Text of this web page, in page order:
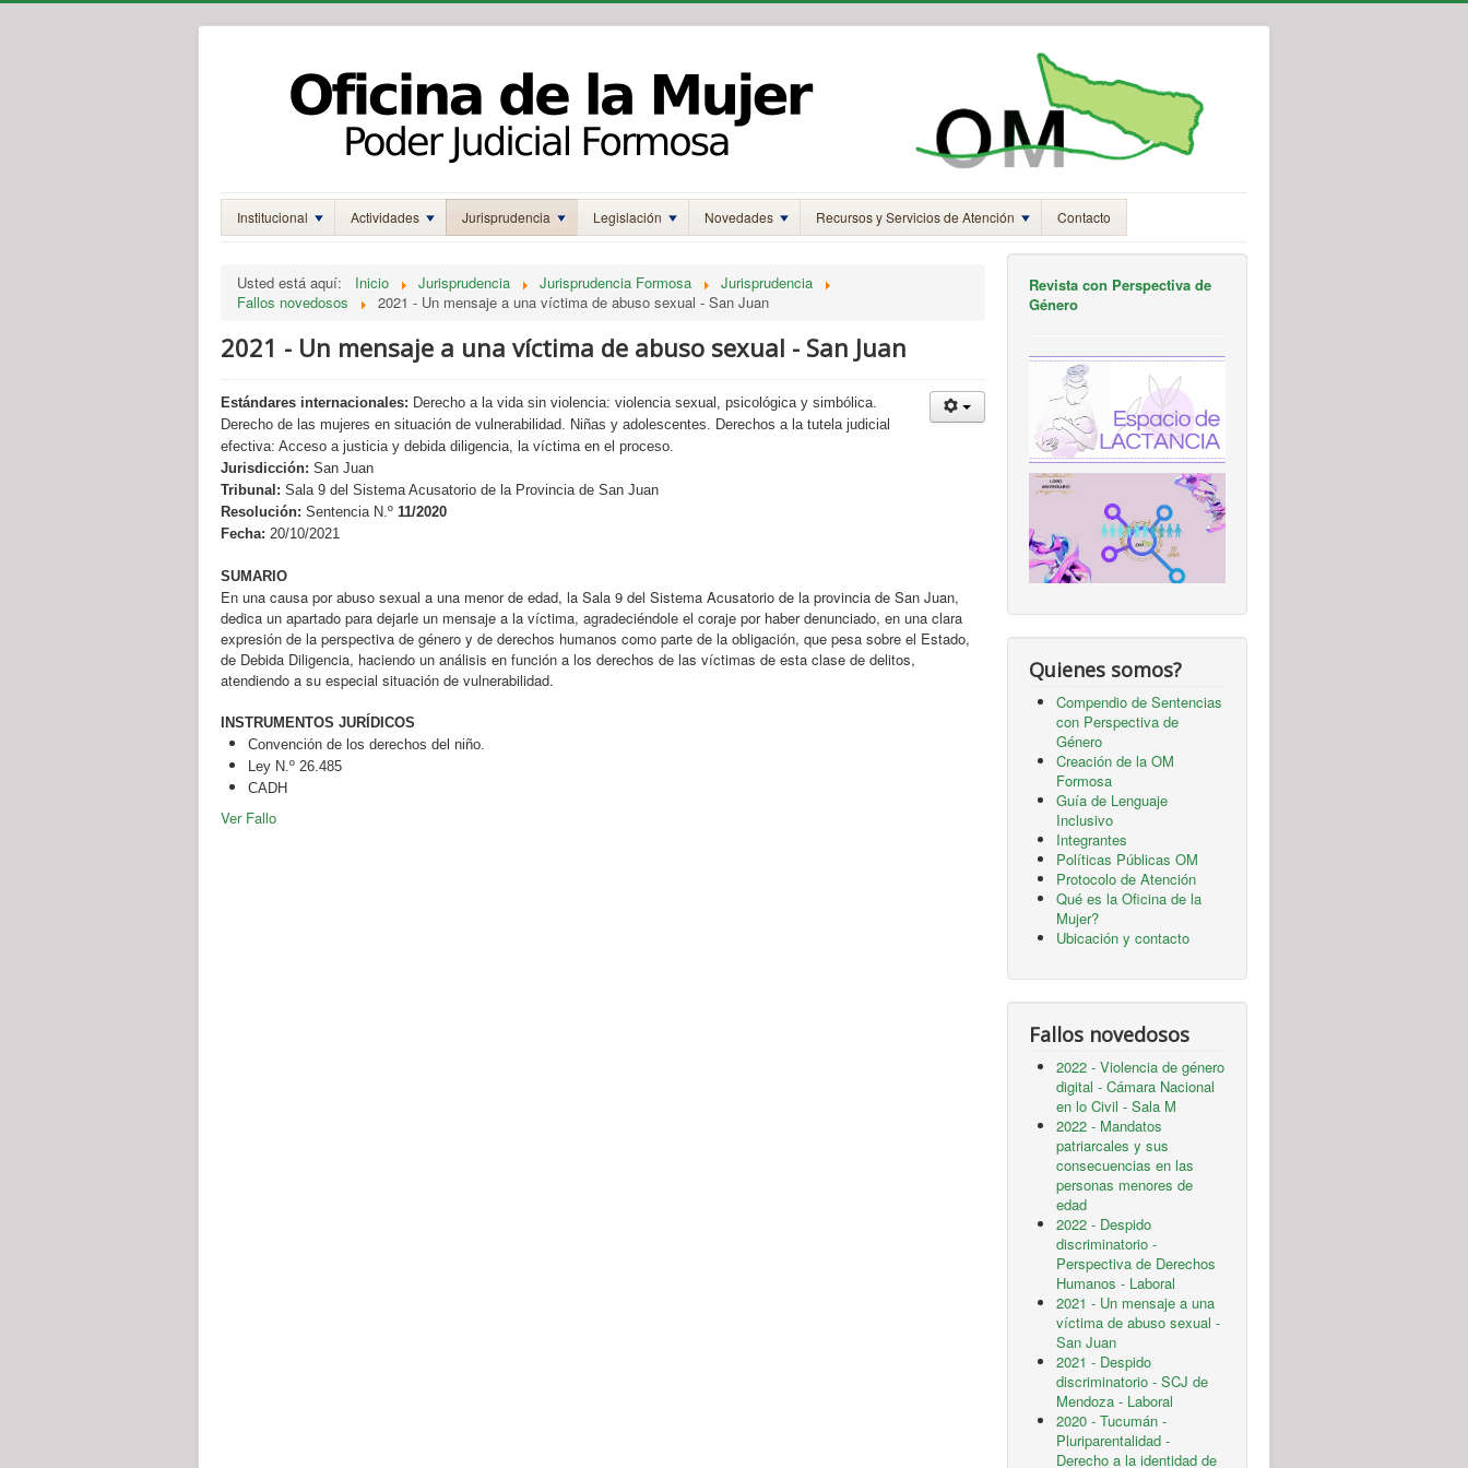
Institucional Actividades Jurisprudencia Legislación Novedades Recursos y Servicios de Atención Contacto
Usted está aquí: Inicio Jurisprudencia Jurisprudencia Formosa
Jurisprudencia
Fallos novedosos
2021 - Un mensaje a una víctima de abuso sexual - San Juan
2021 - Un mensaje a una víctima de abuso sexual - San Juan
Estándares internacionales: Derecho a la vida sin violencia: violencia sexual, psicológica y simbólica.
Derecho de las mujeres en situación de vulnerabilidad. Niñas y adolescentes. Derechos a la tutela judicial
efectiva: Acceso a justicia y debida diligencia, la víctima en el proceso.
Jurisdicción: San Juan
Tribunal: Sala 9 del Sistema Acusatorio de la Provincia de San Juan
Resolución: Sentencia N.º 11/2020
Fecha: 20/10/2021
SUMARIO
En una causa por abuso sexual a una menor de edad, la Sala 9 del Sistema Acusatorio de la provincia de San Juan,
dedica un apartado para dejarle un mensaje a la víctima, agradeciéndole el coraje por haber denunciado, en una clara
expresión de la perspectiva de género y de derechos humanos como parte de la obligación, que pesa sobre el Estado,
de Debida Diligencia, haciendo un análisis en función a los derechos de las víctimas de esta clase de delitos,
atendiendo a su especial situación de vulnerabilidad.
INSTRUMENTOS JURÍDICOS
Convención de los derechos del niño.
Ley N.º 26.485
CADH
Ver Fallo
Revista con Perspectiva de
Género
Quienes somos?
Compendio de Sentencias
con Perspectiva de
Género
Creación de la OM
Formosa
Guía de Lenguaje
Inclusivo
Integrantes
Políticas Públicas OM
Protocolo de Atención
Qué es la Oficina de la
Mujer?
Ubicación y contacto
Fallos novedosos
2022 - Violencia de género
digital - Cámara Nacional
en lo Civil - Sala M
2022 - Mandatos
patriarcales y sus
consecuencias en las
personas menores de
edad
2022 - Despido
discriminatorio -
Perspectiva de Derechos
Humanos - Laboral
2021 - Un mensaje a una
víctima de abuso sexual -
San Juan
2021 - Despido
discriminatorio - SCJ de
Mendoza - Laboral
2020 - Tucumán -
Pluriparentalidad -
Derecho a la identidad de